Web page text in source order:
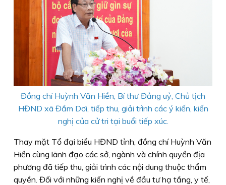
Đồng chí Huỳnh Văn Hiền, Bí thư Đảng uỷ, Chủ tịch
HĐND xã Đầm Dơi, tiếp thu, giải trình các ý kiến, kiến
nghị của cử tri tại buổi tiếp xúc.
Thay mặt Tổ đại biểu HĐND tỉnh, đồng chí Huỳnh Văn
Hiền cùng lãnh đạo các sở, ngành và chính quyền địa
phương đã tiếp thu, giải trình các nội dung thuộc thẩm
quyền. Đối với những kiến nghị về đầu tư hạ tầng, y tế,